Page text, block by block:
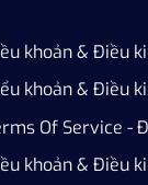
khoản & Điều
khoản & Điều
Of Service -
khoản & Điều